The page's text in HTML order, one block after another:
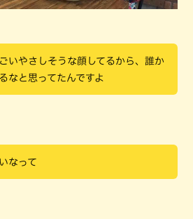
いやさしそうな顔してるから、誰か
なと思ってたんですよ
なって